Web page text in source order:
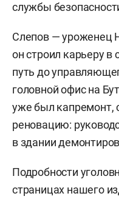
службы
Слепов — уроженец
он строил карьеру в
путь до
головной офис на
уже был капремонт,
реновацию:
в здании
Подробности
страницах нашего